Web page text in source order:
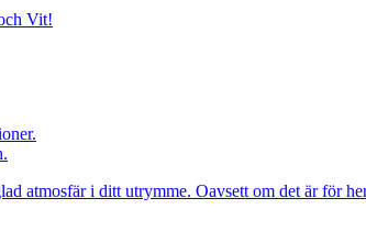
Vit!
atmosfär i ditt utrymme. Oavsett om det är för